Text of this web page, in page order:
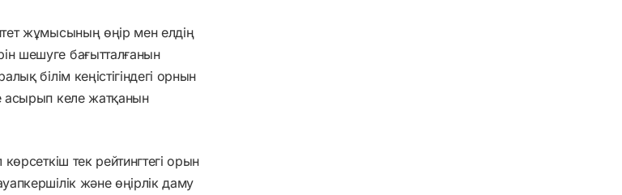
жұмысының өңір мен елдің
шешуге бағытталғанын
білім кеңістігіндегі орнын
асырып келе жатқанын
тек рейтингтегі орын
және өңірлік даму